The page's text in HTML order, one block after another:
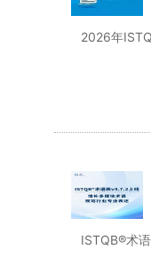
2026年
ISTQB®术